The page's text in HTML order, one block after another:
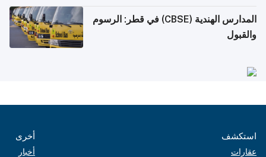
المدارس الهندية (CBSE) في قطر: الرسوم
والقبول
استكشف
عقارات
أخرى
أخبار